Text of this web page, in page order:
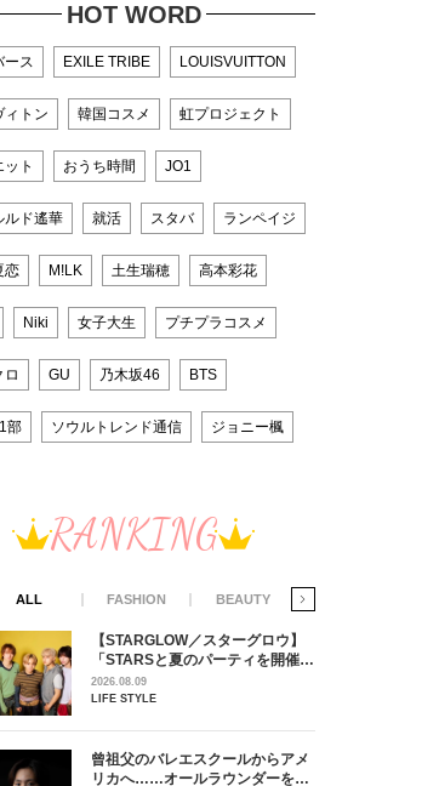
HOT WORD
ース EXILE TRIBE LOUISVUITTON
ィトン 韓国コスメ 虹プロジェクト
ット おうち時間 JO1
ルド遙華 就活 スタバ ランペイジ
恋 M!LK 土生瑞穂 高本彩花
Niki 女子大生 プチプラコスメ
ロ GU 乃木坂46 BTS
部 ソウルトレンド通信 ジョニー楓
RANKING
ALL FASHION BEAUTY
【STARGLOW／スターグロウ】
「STARSと夏のパーティを開催す
るなら？」3rdシングル「Drivin’
My Life」リリース記念インタビュ
2026.08.09
LIFE STYLE
曾祖父のバレエスクールからアメ
リカへ……オールラウンダーを目